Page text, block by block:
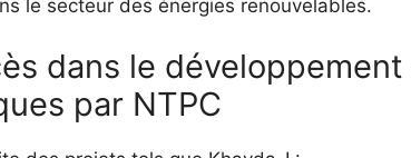
le secteur des énergies renouvelables.
dans le développement
par NTPC